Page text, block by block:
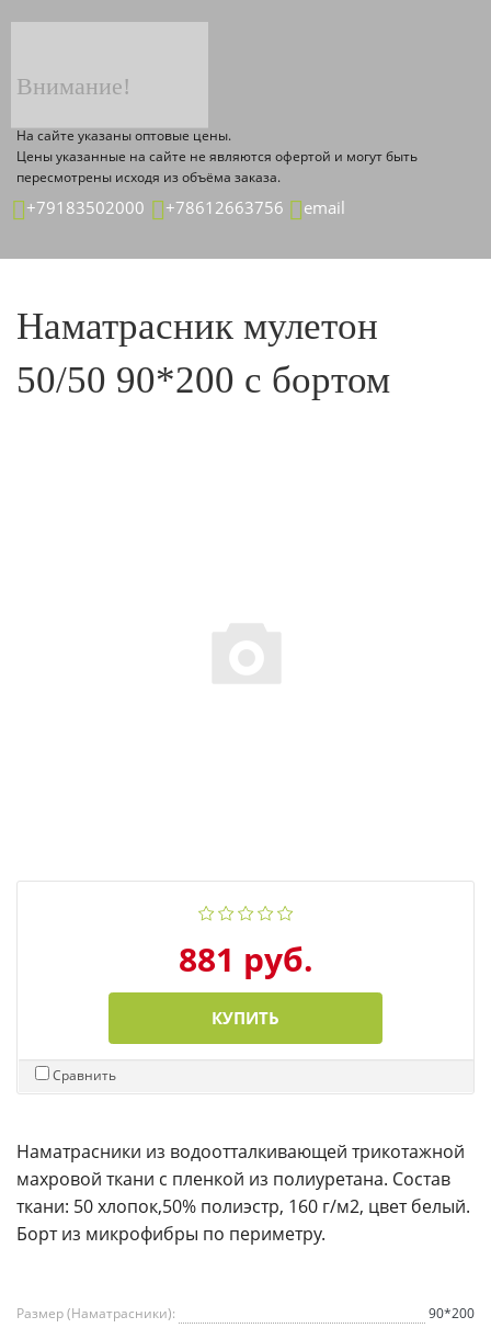
+79183502000 +78612663756 email
ТОВАР ДЕТАЛЬНО
Внимание!
На сайте указаны оптовые цены.
Цены указанные на сайте не являются офертой и могут быть
пересмотрены исходя из объёма заказа.
Наматрасник мулетон
50/50 90*200 с бортом
881 руб.
КУПИТЬ
Сравнить
Наматрасники из водоотталкивающей трикотажной
махровой ткани с пленкой из полиуретана. Состав
ткани: 50 хлопок,50% полиэстр, 160 г/м2, цвет белый.
Борт из микрофибры по периметру.
Размер (Наматрасники):
90*200